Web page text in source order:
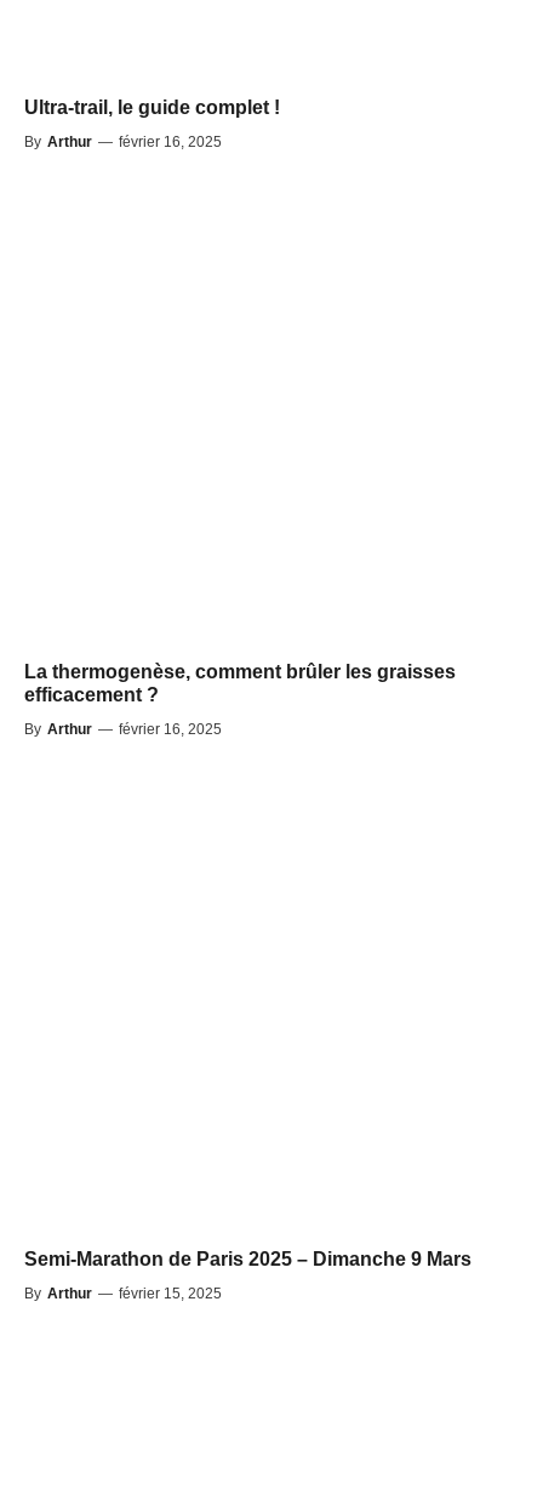
Ultra-trail, le guide complet !
By Arthur — février 16, 2025
La thermogenèse, comment brûler les graisses
efficacement ?
By Arthur — février 16, 2025
Semi-Marathon de Paris 2025 – Dimanche 9 Mars
By Arthur — février 15, 2025